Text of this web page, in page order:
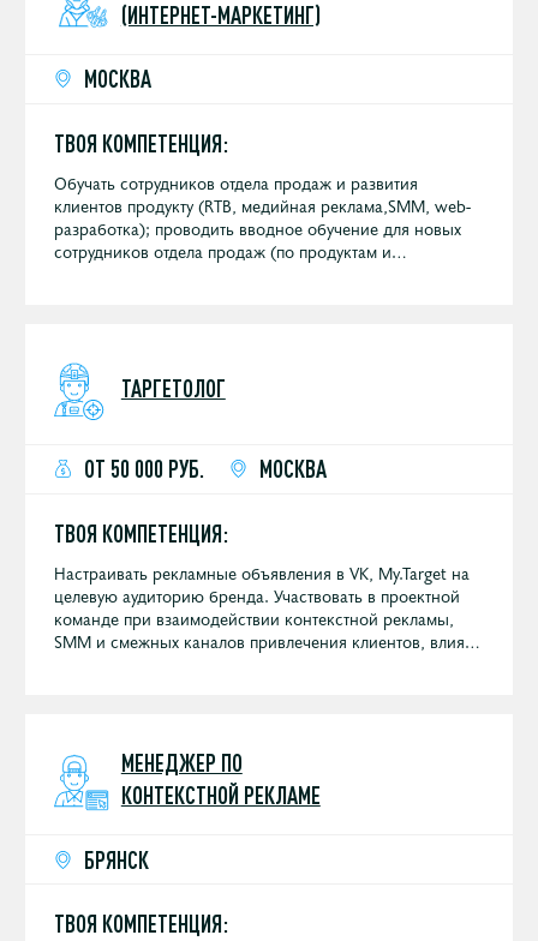
(ИНТЕРНЕТ-МАРКЕТИНГ)
МОСКВА
ТВОЯ КОМПЕТЕНЦИЯ:
Обучать сотрудников отдела продаж и развития
клиентов продукту (RTB, медийная реклама,SMM, web-
разработка); проводить вводное обучение для новых
сотрудников отдела продаж (по продуктам и
ТАРГЕТОЛОГ
ОТ 50 000 РУБ. МОСКВА
ТВОЯ КОМПЕТЕНЦИЯ:
Настраивать рекламные объявления в VK, My.Target на
целевую аудиторию бренда. Участвовать в проектной
команде при взаимодействии контекстной рекламы,
SMM и смежных каналов привлечения клиентов, влиять
МЕНЕДЖЕР ПО
КОНТЕКСТНОЙ РЕКЛАМЕ
БРЯНСК
ТВОЯ КОМПЕТЕНЦИЯ: